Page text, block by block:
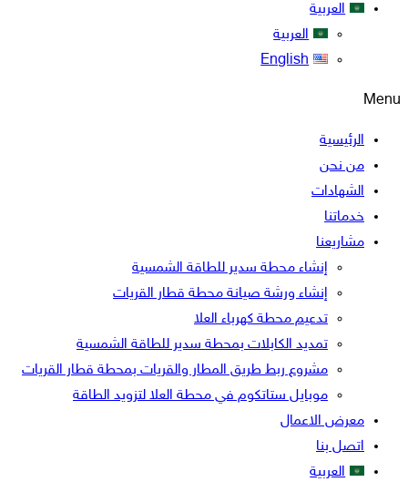
العربية
العربية
English
Menu
الرئيسية
من نحن
الشهادات
خدماتنا
مشاريعنا
إنشاء محطة سدير للطاقة الشمسية
إنشاء ورشة صيانة محطة قطار القريات
تدعيم محطة كهرباء العلا
تمديد الكابلات بمحطة سدير للطاقة الشمسية
مشروع ربط طريق المطار والقريات بمحطة قطار القريات
موبايل ستاتكوم في محطة العلا لتزويد الطاقة
معرض الاعمال
اتصل بنا
العربية